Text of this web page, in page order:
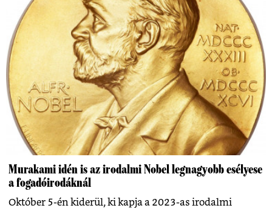
Murakami idén is az irodalmi Nobel legnagyobb esélyese
a fogadóirodáknál
Október 5-én kiderül, ki kapja a 2023-as irodalmi